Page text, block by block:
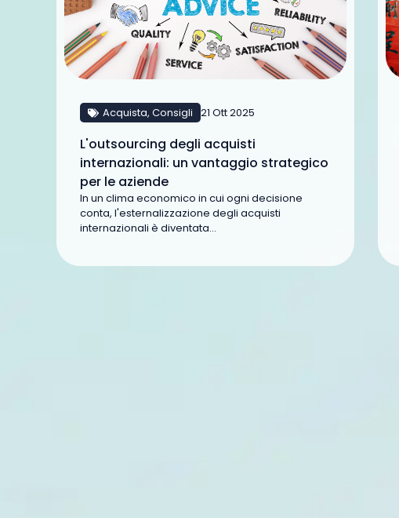
Acquista, Consigli 21 Ott 2025
L'outsourcing degli acquisti
internazionali: un vantaggio strategico
per le aziende
In un clima economico in cui ogni decisione
conta, l'esternalizzazione degli acquisti
internazionali è diventata...